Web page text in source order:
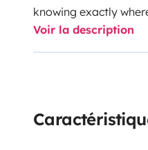
knowing exactly
'Ben' (the nickname
spontaneous outings
promise of
Voir la description